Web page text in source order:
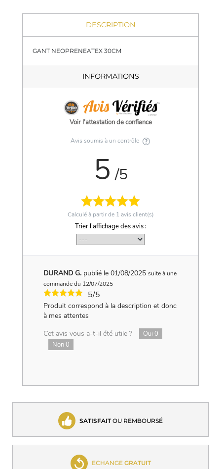
DESCRIPTION
GANT NEOPRENEATEX 30CM
INFORMATIONS
Voir l'attestation de confiance
Avis soumis à un contrôle
5 /5
Calculé à partir de 1 avis client(s)
Trier l'affichage des avis :
DURAND G. publié le 01/08/2025 suite à une
commande du 12/07/2025
5/5
Produit correspond à la description et donc
à mes attentes
Cet avis vous a-t-il été utile ?
Oui 0
Non0
SATISFAITOU REMBOURSÉ
ECHANGE GRATUIT